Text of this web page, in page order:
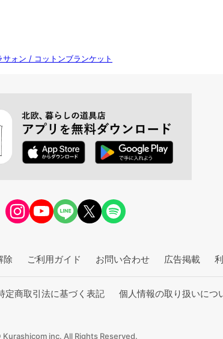
ォン / コットンブランケット
除 ご利用ガイド お問い合わせ 広告掲載
定商取引法に基づく表記 個人情報の取り扱いにつ
inc. All Rights Reserved.